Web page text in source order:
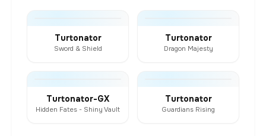
Turtonator
Sword & Shield
Turtonator
Dragon Majesty
Turtonator-GX
Hidden Fates - Shiny Vault
Turtonator
Guardians Rising